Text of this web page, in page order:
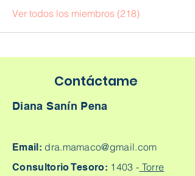
Ver todos los miembros (218)
Contáctame
Diana Sanín Pena
Email: dra.mamaco@gmail.com
Consultorio Tesoro: 1403 - Torre